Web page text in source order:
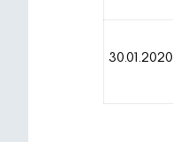
30.01.2020